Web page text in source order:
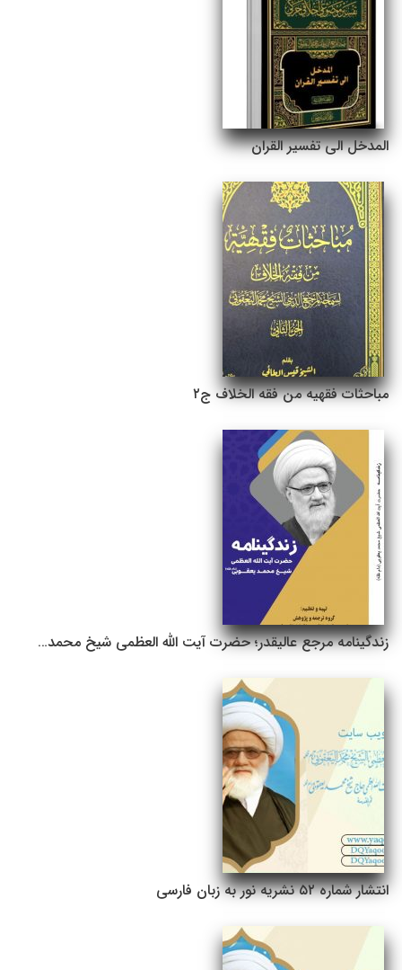
المدخل الى تفسیر القران
مباحثات فقهیه من فقه الخلاف ج۲
زندگینامه مرجع عالیقدر؛ حضرت آیت الله العظمى شیخ محمد…
انتشار شماره ۵۲ نشریه نور به زبان فارسی